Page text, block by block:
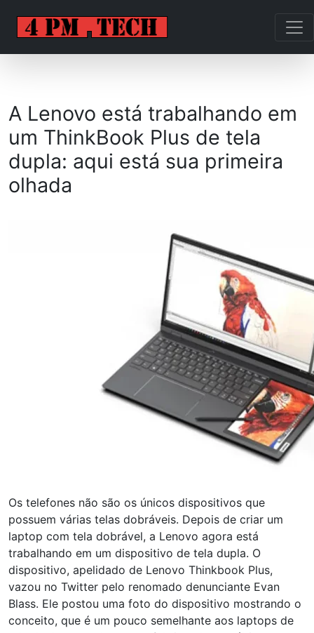
A Lenovo está trabalhando em
um ThinkBook Plus de tela
dupla: aqui está sua primeira
olhada
Os telefones não são os únicos dispositivos que
possuem várias telas dobráveis. Depois de criar um
laptop com tela dobrável, a Lenovo agora está
trabalhando em um dispositivo de tela dupla. O
dispositivo, apelidado de Lenovo Thinkbook Plus,
vazou no Twitter pelo renomado denunciante Evan
Blass. Ele postou uma foto do dispositivo mostrando o
conceito, que é um pouco semelhante aos laptops de